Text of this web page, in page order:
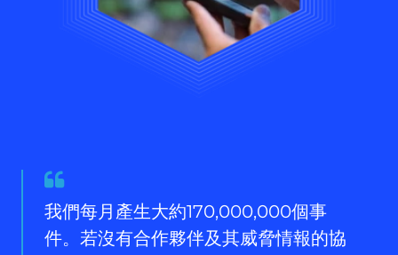
Quote
from
英
國
我們每月產生大約170,000,000個事
件。若沒有合作夥伴及其威脅情報的協